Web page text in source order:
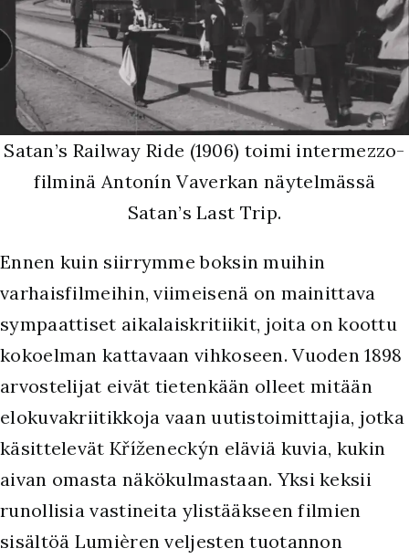
Satan’s Railway Ride (1906) toimi intermezzo-
filminä Antonín Vaverkan näytelmässä
Satan’s Last Trip.
Ennen kuin siirrymme boksin muihin
varhaisfilmeihin, viimeisenä on mainittava
sympaattiset aikalaiskritiikit, joita on koottu
kokoelman kattavaan vihkoseen. Vuoden 1898
arvostelijat eivät tietenkään olleet mitään
elokuvakriitikkoja vaan uutistoimittajia, jotka
käsittelevät Kříženeckýn eläviä kuvia, kukin
aivan omasta näkökulmastaan. Yksi keksii
runollisia vastineita ylistääkseen filmien
sisältöä Lumièren veljesten tuotannon